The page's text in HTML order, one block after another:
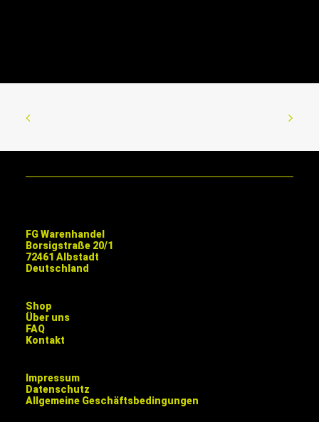
FG Warenhandel
Borsigstraße 20/1
72461 Albstadt
Deutschland
Shop
Über uns
FAQ
Kontakt
Impressum
Datenschutz
Allgemeine Geschäftsbedingungen